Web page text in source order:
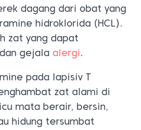
dagang dari obat yang
hidroklorida (HCL).
zat yang dapat
gejala alergi.
pada lapisiv T
zat alami di
mata berair, bersin,
hidung tersumbat